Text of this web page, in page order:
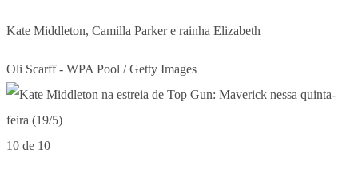
Kate Middleton, Camilla Parker e rainha Elizabeth
Oli Scarff - WPA Pool / Getty Images
10 de 10